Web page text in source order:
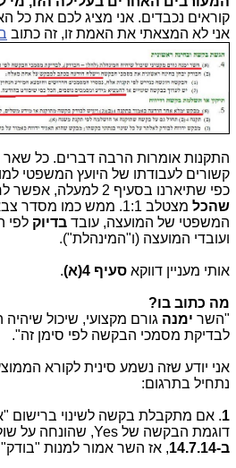
קוראים נכבדים. אני מציג לכם את כל
אני לא המצאתי את האמת זו, זה כתוב
קשורים לעבודתו של היועץ המשפטי
כפי שתיארנו בסעיף 2 למעלה, אפשר לחזור לסעיף זה ולראות,
שהכל
מצטלב 1:1. ממש כמו
המשפטי של המועצה, עובד בדיוק לפי
ועובדי המועצה (ו"המינהלת").
אותי מעניין דווקא סעיף 4(א) .
מה כתוב בו?
"השר ימנה גורם מקצועי, שיכול
לבדיקת מסמכי הבקשה לפי סימן זה".
אני יודע שזה נשמע סינית לקורא
נתחיל בתרגום:
1. אם מתקבלת בקשה לשינוי ברישום
דוגמת הבקשה של Yes, שהונחה על שולחנו של השר
ב-14.7.14
, אז השר אמור למנות